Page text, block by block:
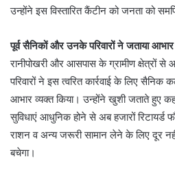
उन्होंने इस विस्तारित कैंटीन को जनता को
पूर्व सैनिकों और उनके परिवारों ने जताया आभार
रानीपोखरी और आसपास के ग्रामीण क्षेत्रों
परिवारों ने इस त्वरित कार्रवाई के लिए
आभार व्यक्त किया। उन्होंने खुशी जताते हुए
सुविधाएं आधुनिक होने से अब हजारों
राशन व अन्य जरूरी सामान लेने के लिए दूर
बचेगा।